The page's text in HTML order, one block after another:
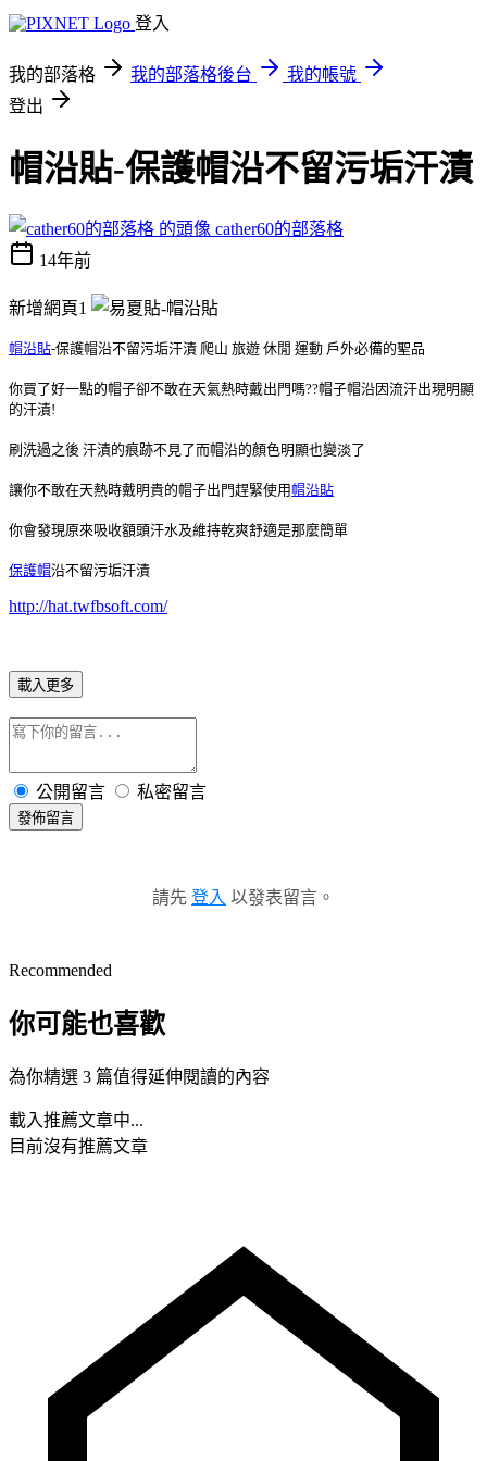
登入
我的部落格 我的部落格後台
我的帳號
登出
帽沿貼-保護帽沿不留污垢汗漬
cather60的部落格
14年前
新增網頁1
帽沿貼-保護帽沿不留污垢汗漬 爬山 旅遊 休閒 運動 戶外必備的聖品
你買了好一點的帽子卻不敢在天氣熱時戴出門嗎??帽子帽沿因流汗出現明顯
的汗漬!
刷洗過之後 汗漬的痕跡不見了而帽沿的顏色明顯也變淡了
讓你不敢在天熱時戴明貴的帽子出門趕緊使用帽沿貼
你會發現原來吸收額頭汗水及維持乾爽舒適是那麼簡單
保護帽沿不留污垢汗漬
http://hat.twfbsoft.com/
載入更多
公開留言 私密留言
發佈留言
請先 登入 以發表留言。
Recommended
你可能也喜歡
為你精選 3 篇值得延伸閱讀的內容
載入推薦文章中...
目前沒有推薦文章